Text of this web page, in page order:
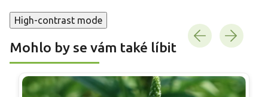
High-contrast mode
Mohlo by se vám také líbit